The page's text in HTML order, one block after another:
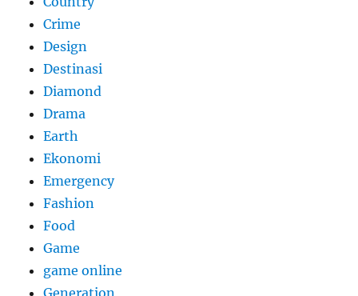
Crime
Design
Destinasi
Diamond
Drama
Earth
Ekonomi
Emergency
Fashion
Food
Game
game online